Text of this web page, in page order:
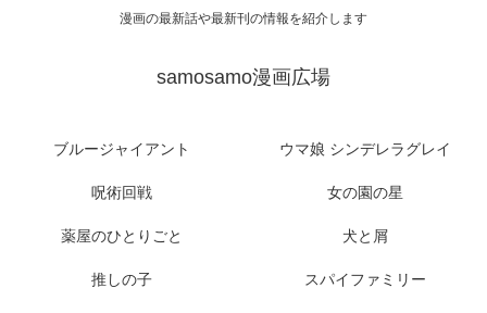
漫画の最新話や最新刊の情報を紹介します
samosamo漫画広場
ブルージャイアント ウマ娘 シンデレラグレイ
呪術回戦 女の園の星
薬屋のひとりごと 犬と屑
推しの子 スパイファミリー